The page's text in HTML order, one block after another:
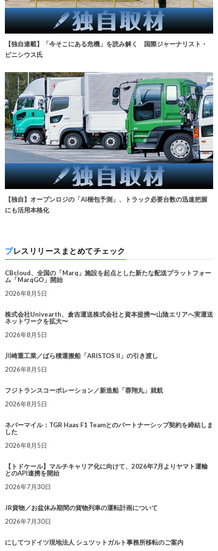
【独自連載】「今そこにある危機」を読み解く 国際ジャーナリスト・
ビニシウス氏
【独自】オープンロジの「AI梱包予測」、トラック必要台数の迅速把握
にも活用本格化
プレスリリースまとめてチェック
CBcloud、全国の「Marq」施設を起点とした新たな配送プラットフォー
ム「MarqGO」開始
2026年8月5日
株式会社Univearth、倉吉運送株式会社と資本提携〜山陰エリアへ実運送
ネットワークを拡大〜
2026年8月5日
川崎重工業／ばら積運搬船「ARISTOS II」の引き渡し
2026年8月5日
フジトランスコーポレーション／新造船「蓉翔丸」就航
2026年8月5日
ネバーマイル：TGR Haas F1 Teamとのパートナーシップ契約を締結しま
した
2026年8月5日
【トドケール】マルチキャリア化に向けて、2026年7月よりヤマト運輸
とのAPI連携を開始
2026年7月30日
JR貨物／お盆休み期間の貨物列車の運転計画について
2026年7月30日
にしてつドイツ現地法人 シュツットガルト事務所移転のご案内